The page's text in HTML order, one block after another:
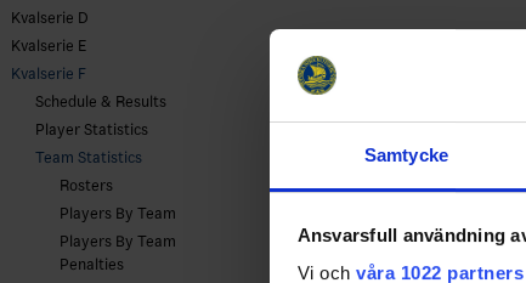
Samtycke
Ansvarsfull användning
Vi och våra 1022 partners
Kvalserie D
Kvalserie E
Kvalserie F
Schedule & Results
Player Statistics
Team Statistics
Rosters
Players By Team
Players By Team
Penalties